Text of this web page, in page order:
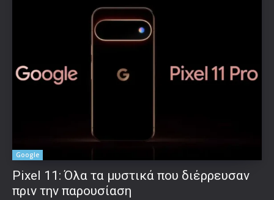
Google
Pixel 11: Όλα τα μυστικά που διέρρευσαν
πριν την παρουσίαση